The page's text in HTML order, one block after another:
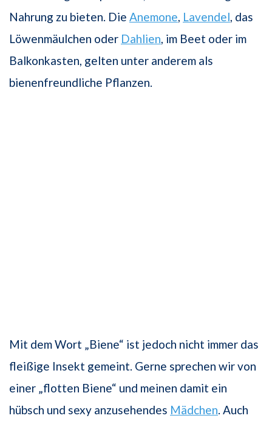
Nahrung zu bieten. Die Anemone Lavendel , das
Löwenmäulchen oder Dahlien , im Beet oder im
Balkonkasten, gelten unter anderem als
bienenfreundliche Pflanzen.
Mit dem Wort „Biene“ ist jedoch nicht immer das
fleißige Insekt gemeint. Gerne sprechen wir von
einer „flotten Biene“ und meinen damit ein
hübsch und sexy anzusehendes Mädchen . Auch